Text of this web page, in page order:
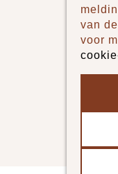
van
voor